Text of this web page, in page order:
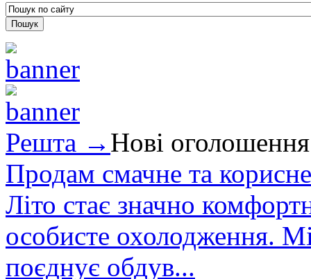
Решта → Нові оголошення
Продам смачне та
Літо стає значно
особисте охолодження.
поєднує обдув...